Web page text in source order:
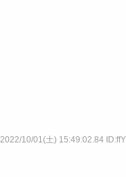
2022/10/01(土) 15:49:02.84